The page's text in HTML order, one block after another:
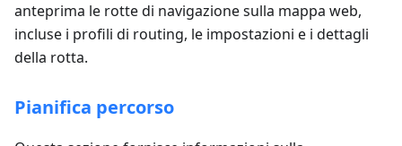
anteprima le rotte di navigazione sulla mappa web,
incluse i profili di routing, le impostazioni e i dettagli
della rotta.
Pianifica percorso